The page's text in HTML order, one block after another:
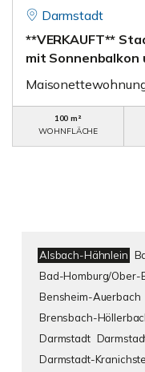
Darmstadt
**VERKAUFT**
mit
100 m²
WOHNFLÄCHE
Alsbach-Hähnlein
Bad-Homburg/Ober-
Bensheim-Auerbach
Brensbach-
Darmstadt
Darmstadt-